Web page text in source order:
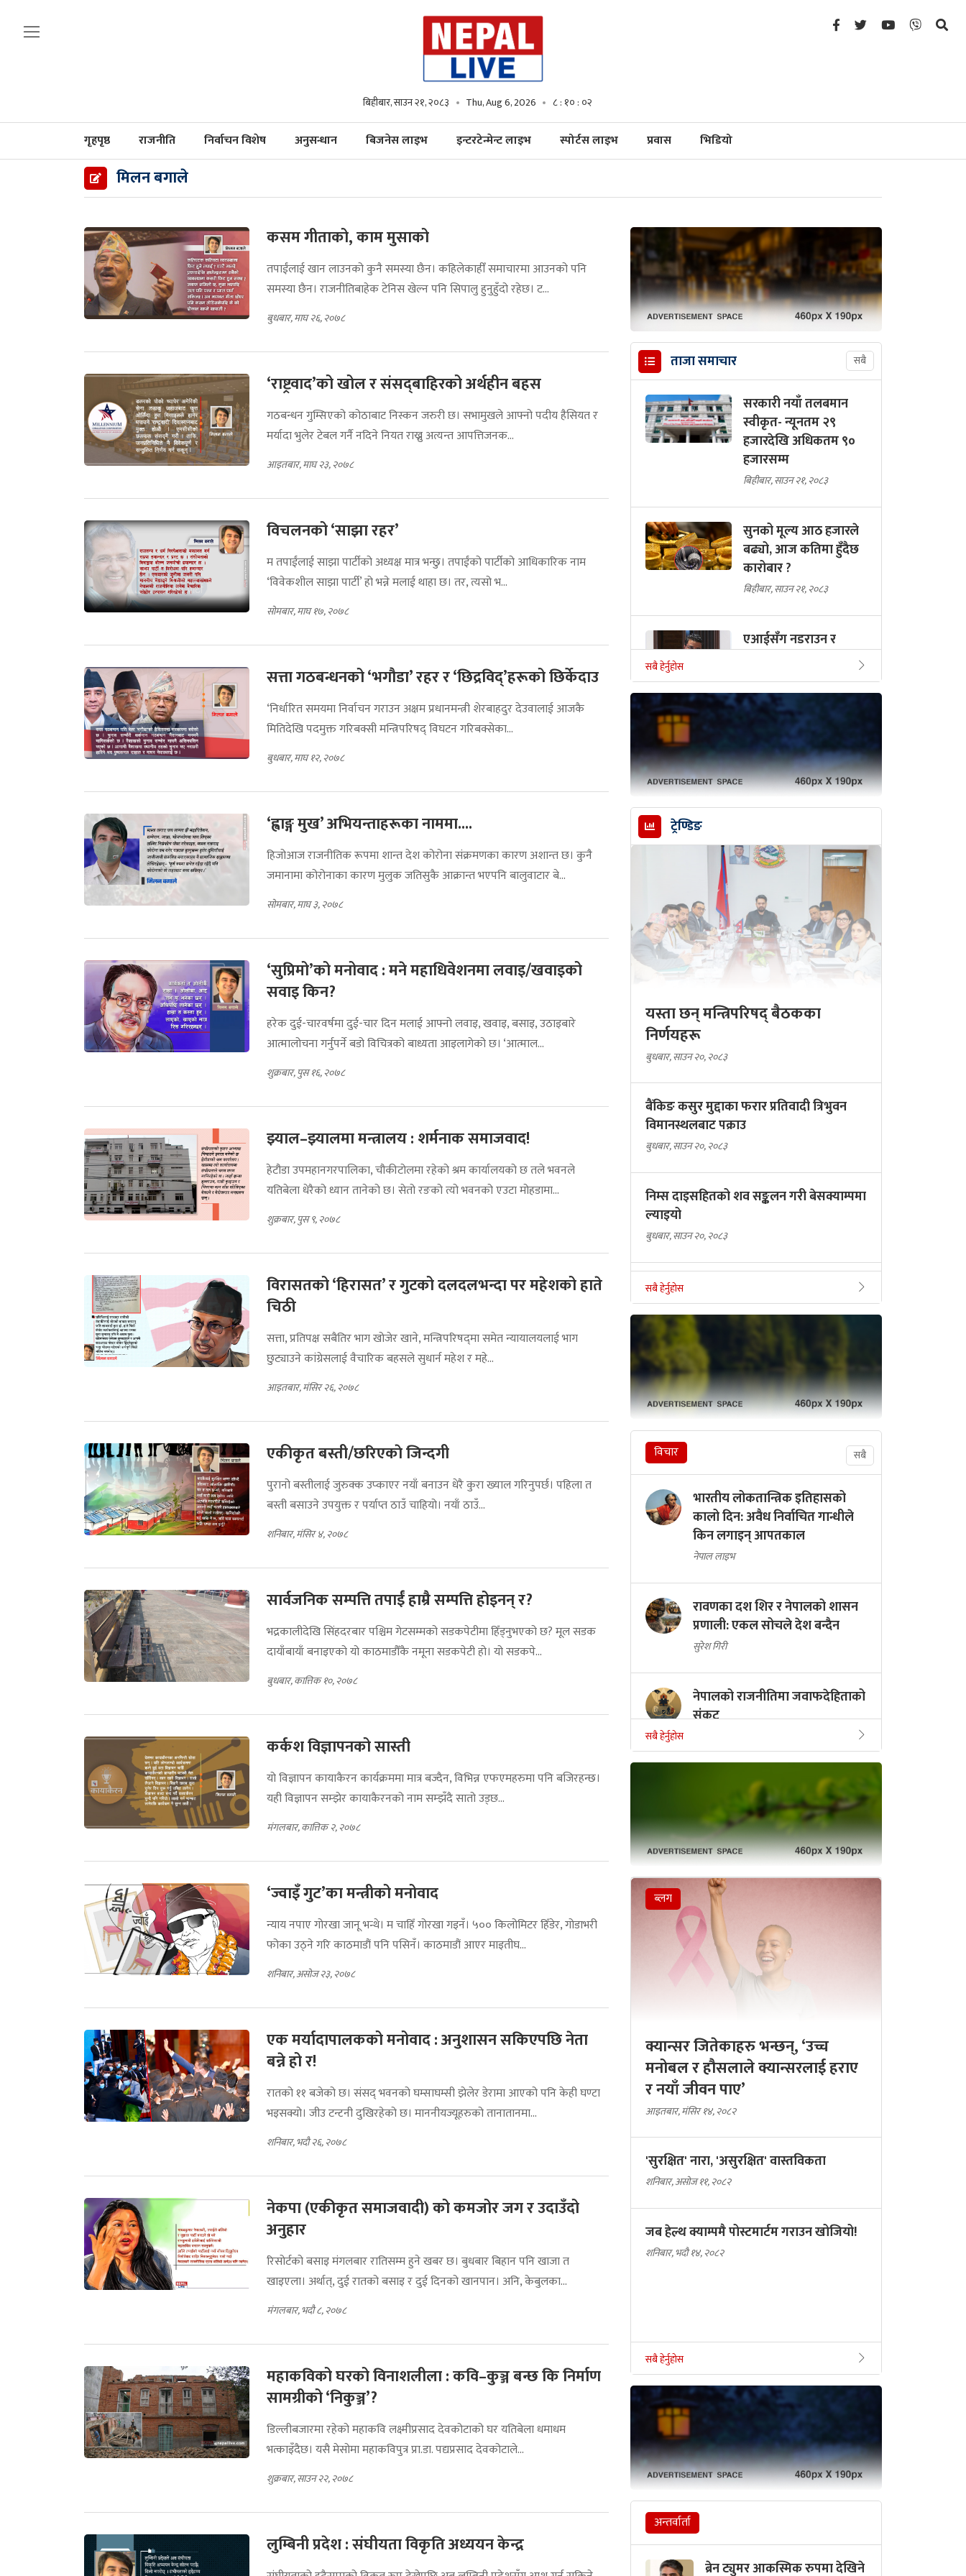
बिहीबार, साउन २१, २०८३ Thu, Aug 6, 2026 ८ : १० : ०३
गृहपृष्ठ राजनीति निर्वाचन विशेष अनुसन्धान बिजनेस लाइभ इन्टरटेन्मेन्ट लाइभ स्पोर्टस लाइभ प्रवास भिडियो
मिलन बगाले
कसम गीताको, काम मुसाको
तपाईंलाई खान लाउनको कुनै समस्या छैन। कहिलेकाहीँ समाचारमा आउनको पनि
समस्या छैन। राजनीतिबाहेक टेनिस खेल्न पनि सिपालु हुनुहुँदो रहेछ। ट...
बुधबार, माघ २६, २०७८
‘राष्ट्रवाद’को खोल र संसद्‍बाहिरको अर्थहीन बहस
गठबन्धन गुम्सिएको कोठाबाट निस्कन जरुरी छ। सभामुखले आफ्नो पदीय हैसियत र
मर्यादा भुलेर टेबल गर्नै नदिने नियत राख्नु अत्यन्त आपत्तिजनक...
आइतबार, माघ २३, २०७८
विचलनको ‘साझा रहर’
म तपाईंलाई साझा पार्टीको अध्यक्ष मात्र भन्छु। तपाईंको पार्टीको आधिकारिक नाम
‘विवेकशील साझा पार्टी’ हो भन्ने मलाई थाहा छ। तर, त्यसो भ...
सोमबार, माघ १७, २०७८
सत्ता गठबन्धनको ‘भगौडा’ रहर र ‘छिद्रविद्’हरूको छिर्केदाउ
‘निर्धारित समयमा निर्वाचन गराउन अक्षम प्रधानमन्त्री शेरबाहदुर देउवालाई आजकै
मितिदेखि पदमुक्त गरिबक्सी मन्त्रिपरिषद् विघटन गरिबक्सेका...
बुधबार, माघ १२, २०७८
‘ह्वाङ्ग मुख’ अभियन्ताहरूका नाममा....
हिजोआज राजनीतिक रूपमा शान्त देश कोरोना संक्रमणका कारण अशान्त छ। कुनै
जमानामा कोरोनाका कारण मुलुक जतिसुकै आक्रान्त भएपनि बालुवाटार बे...
सोमबार, माघ ३, २०७८
‘सुप्रिमो’को मनोवाद : मने महाधिवेशनमा लवाइ/खवाइको
सवाइ किन?
हरेक दुई-चारवर्षमा दुई-चार दिन मलाई आफ्नो लवाइ, खवाइ, बसाइ, उठाइबारे
आत्मालोचना गर्नुपर्ने बडो विचित्रको बाध्यता आइलागेको छ। ‘आत्माल...
शुक्रबार, पुस १६, २०७८
झ्याल–झ्यालमा मन्त्रालय : शर्मनाक समाजवाद!
हेटौडा उपमहानगरपालिका, चौकीटोलमा रहेको श्रम कार्यालयको छ तले भवनले
यतिबेला धेरैको ध्यान तानेको छ। सेतो रङको त्यो भवनको एउटा मोहडामा...
शुक्रबार, पुस ९, २०७८
विरासतको ‘हिरासत’ र गुटको दलदलभन्दा पर महेशको हाते
चिठी
सत्ता, प्रतिपक्ष सबैतिर भाग खोजेर खाने, मन्त्रिपरिषद्‌मा समेत न्यायालयलाई भाग
छुट्याउने कांग्रेसलाई वैचारिक बहसले सुधार्न महेश र महे...
आइतबार, मंसिर २६, २०७८
एकीकृत बस्ती/छरिएकाे जिन्दगी
पुरानो बस्तीलाई जुरुक्क उप्काएर नयाँ बनाउन धेरै कुरा ख्याल गरिनुपर्छ। पहिला त
बस्ती बसाउने उपयुक्त र पर्याप्त ठाउँ चाहियो। नयाँ ठाउँ...
शनिबार, मंसिर ४, २०७८
सार्वजनिक सम्पत्ति तपाईं हाम्रै सम्पत्ति होइनन् र?
भद्रकालीदेखि सिंहदरबार पश्चिम गेटसम्मको सडकपेटीमा हिँड्नुभएको छ? मूल सडक
दायाँबायाँ बनाइएको यो काठमाडौँकै नमूना सडकपेटी हो। यो सडकपे...
बुधबार, कात्तिक १०, २०७८
कर्कश विज्ञापनको सास्ती
यो विज्ञापन कायाकैरन कार्यक्रममा मात्र बज्दैन, विभिन्न एफएमहरुमा पनि बजिरहन्छ।
यही विज्ञापन सम्झेर कायाकैरनको नाम सम्झँदै सातो उड्छ...
मंगलबार, कात्तिक २, २०७८
‘ज्वाइँ गुट’का मन्त्रीको मनोवाद
न्याय नपाए गोरखा जानू भन्थे। म चाहिँ गोरखा गइनँ। ५०० किलोमिटर हिँडेर, गोडाभरी
फोका उठ्ने गरि काठमाडौं पनि पसिनँ। काठमाडौं आएर माइतीघ...
शनिबार, असोज २३, २०७८
एक मर्यादापालकको मनोवाद : अनुशासन सकिएपछि नेता
बन्ने हो र!
रातको ११ बजेको छ। संसद् भवनको घम्साघम्सी झेलेर डेरामा आएको पनि केही घण्टा
भइसक्यो। जीउ टन्टनी दुखिरहेको छ। माननीयज्यूहरुको तानातानमा...
शनिबार, भदौ २६, २०७८
नेकपा (एकीकृत समाजवादी) को कमजोर जग र उदाउँदो
अनुहार
रिसोर्टको बसाइ मंगलबार रातिसम्म हुने खबर छ। बुधबार बिहान पनि खाजा त
खाइएला। अर्थात्, दुई रातको बसाइ र दुई दिनको खानपान। अनि, केबुलका...
मंगलबार, भदौ ८, २०७८
महाकविको घरको विनाशलीला : कवि–कुञ्ज बन्छ कि निर्माण
सामग्रीको ‘निकुञ्ज’?
डिल्लीबजारमा रहेको महाकवि लक्ष्मीप्रसाद देवकोटाको घर यतिबेला धमाधम
भत्काइँदैछ। यसै मेसोमा महाकविपुत्र प्रा.डा. पद्यप्रसाद देवकोटाले...
शुक्रबार, साउन २२, २०७८
लुम्बिनी प्रदेश : संघीयता विकृति अध्ययन केन्द्र
ताजा समाचार सबै
सरकारी नयाँ तलबमान
स्वीकृत- न्यूनतम २९
हजारदेखि अधिकतम ९०
हजारसम्म
बिहीबार, साउन २१, २०८३
सुनको मूल्य आठ हजारले
बढ्यो, आज कतिमा हुँदैछ
कारोबार ?
बिहीबार, साउन २१, २०८३
एआईसँग नडराउन र
लेखापरीक्षकहरूलाई
एक्यान अध्यक्ष नेपालको
आग्रह
बिहीबार, साउन २१, २०८३
मुग्लिन बजारबाट २०
किलो चरेससहित २ जना
बिहीबार, साउन २१, २०८३
‘राजनीति सेवा हुनुपर्छ,
पेशा होइन’: सांसद केरुङ
बिहीबार, साउन २१, २०८३
सबै हेर्नुहोस
ट्रेण्डिङ
यस्ता छन् मन्त्रिपरिषद् बैठकका
निर्णयहरू
बुधबार, साउन २०, २०८३
बैंकिङ कसुर मुद्दाका फरार प्रतिवादी त्रिभुवन
विमानस्थलबाट पक्राउ
बुधबार, साउन २०, २०८३
निम्स दाइसहितको शव सङ्कलन गरी बेसक्याम्पमा
ल्याइयो
बुधबार, साउन २०, २०८३
हर्मुज खोल्न ट्रम्पको चेतावनी
बुधबार, साउन २०, २०८३
लगानी बोर्डको प्रमुख कार्यकारी अधिकृतमा याङ्की
उक्याब नियुक्त
बुधबार, साउन २०, २०८३
सबै हेर्नुहोस
विचार सबै
भारतीय लोकतान्त्रिक इतिहासको
कालो दिन: अवैध निर्वाचित गान्धीले
किन लगाइन् आपतकाल
नेपाल लाइभ
रावणका दश शिर र नेपालको शासन
प्रणाली: एकल सोचले देश बन्दैन
सुरेश गिरी
नेपालको राजनीतिमा जवाफदेहिताको
संकट
भीडले बनाएको नेतृत्व किन अन्ततः
सुरेश गिरी
सबै हेर्नुहोस
ब्लग
क्यान्सर जितेकाहरु भन्छन्, ‘उच्च
मनोबल र हौसलाले क्यान्सरलाई हराए
र नयाँ जीवन पाए’
आइतबार, मंसिर १४, २०८२
'सुरक्षित' नारा, 'असुरक्षित' वास्तविकता
शनिबार, असोज ११, २०८२
जब हेल्थ क्याम्पमै पोस्टमार्टम गराउन खोजियो!
शनिबार, भदौ १४, २०८२
सबै हेर्नुहोस
अन्तर्वार्ता
ब्रेन ट्युमर आकस्मिक रुपमा देखिने